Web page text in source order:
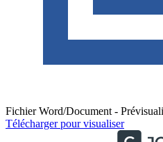
Fichier Word/Document -
Télécharger pour visualiser